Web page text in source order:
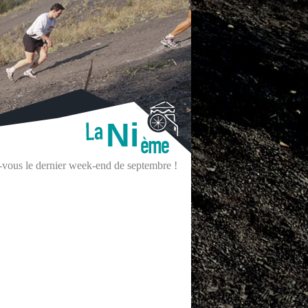
Ni
le dernier week-end de septembre !